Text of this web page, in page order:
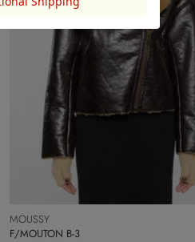
MOUSSY
F/MOUTON B-3